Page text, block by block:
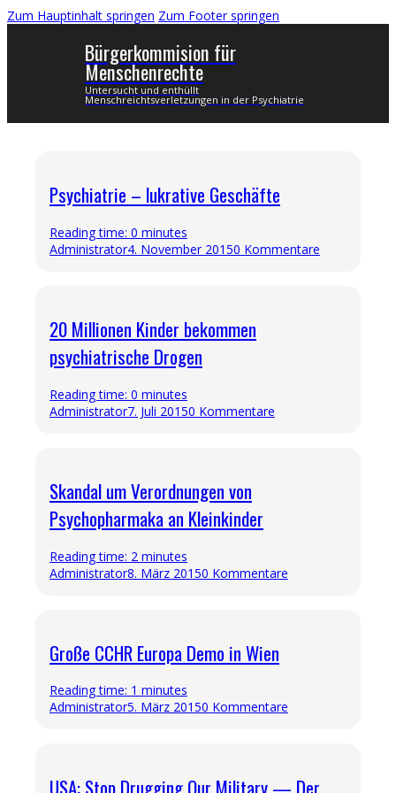
Zum Hauptinhalt springen Zum Footer springen
Bürgerkommision für
Menschenrechte
Untersucht und enthüllt
Menschreichtsverletzungen in der Psychiatrie
Psychiatrie – lukrative Geschäfte
Reading time: 0 minutes
Administrator4. November 20150 Kommentare
20 Millionen Kinder bekommen
psychiatrische Drogen
Reading time: 0 minutes
Administrator7. Juli 20150 Kommentare
Skandal um Verordnungen von
Psychopharmaka an Kleinkinder
Reading time: 2 minutes
Administrator8. März 20150 Kommentare
Große CCHR Europa Demo in Wien
Reading time: 1 minutes
Administrator5. März 20150 Kommentare
USA: Stop Drugging Our Military — Der